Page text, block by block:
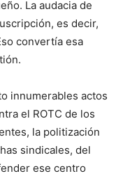
La audacia de
es decir,
convertía esa
innumerables actos
el ROTC de los
la politización
sindicales, del
ese centro